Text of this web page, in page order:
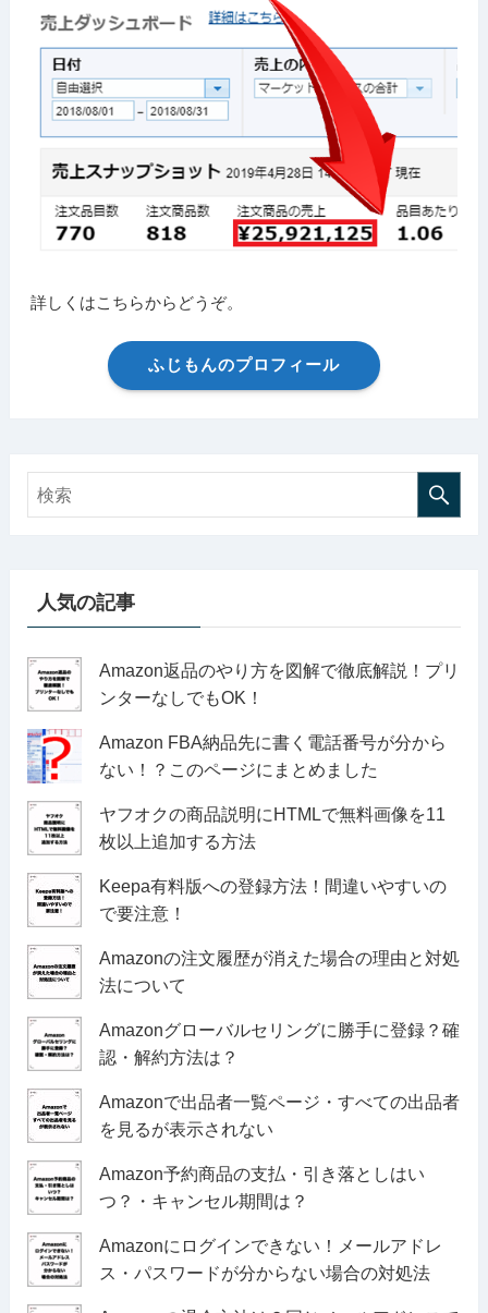
詳しくはこちらからどうぞ。
ふじもんのプロフィール
人気の記事
Amazon返品のやり方を図解で徹底解説！プリ
ンターなしでもOK！
Amazon FBA納品先に書く電話番号が分から
ない！？このページにまとめました
ヤフオクの商品説明にHTMLで無料画像を11
枚以上追加する方法
Keepa有料版への登録方法！間違いやすいの
で要注意！
Amazonの注文履歴が消えた場合の理由と対処
法について
Amazonグローバルセリングに勝手に登録？確
認・解約方法は？
Amazonで出品者一覧ページ・すべての出品者
を見るが表示されない
Amazon予約商品の支払・引き落としはい
つ？・キャンセル期間は？
Amazonにログインできない！メールアドレ
ス・パスワードが分からない場合の対処法